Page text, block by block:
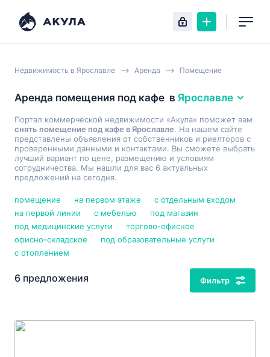
Недвижимость в Ярославле Аренда Помещение
Аренда помещения под кафе в Ярославле
Портал коммерческой недвижимости «Акула» поможет вам
снять помещение под кафе в Ярославле. На нашем сайте
представлены объявления от собственников и риелторов с
проверенными данными и контактами. Вы сможете выбрать
лучший вариант по цене, размещению и условиям
сотрудничества. Мы нашли для вас 6 актуальных
предложений на сегодня.
помещение на первом этаже
с отдельным входом
на первой линии
с мебелью
под магазин
под медицинские услуги
торгово-офисное
офисно-складское
под образовательные услуги
с отоплением
6 предложения Фильтр